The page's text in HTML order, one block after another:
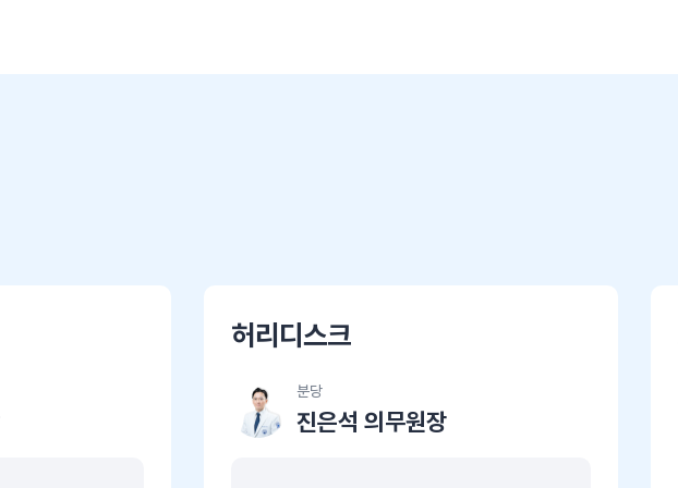
허리디스크
분당
진은석 의무원장